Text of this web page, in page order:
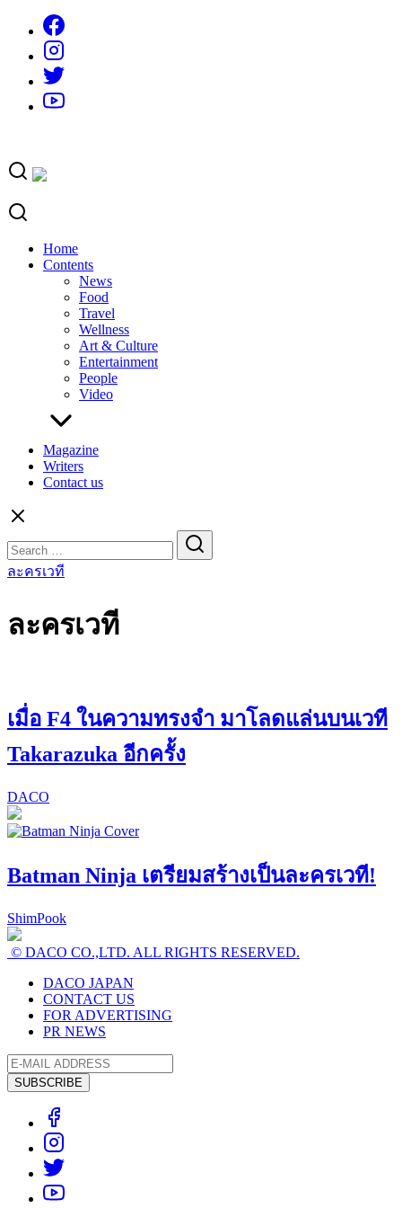
content
Home
Contents
News
Food
Travel
Wellness
Art & Culture
Entertainment
People
Video
Magazine
Writers
Contact us
for:
ละครเวที
ละครเวที
เมื่อ F4 ในความทรงจำ มาโลดแล่นบนเวที
Takarazuka อีกครั้ง
DACO
Batman Ninja เตรียมสร้างเป็นละครเวที!
ShimPook
© DACO CO.,LTD. ALL RIGHTS RESERVED.
DACO JAPAN
CONTACT US
FOR ADVERTISING
PR NEWS